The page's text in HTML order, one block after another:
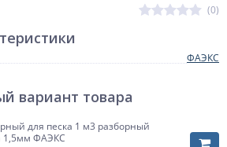
(0)
ФАЭКС
вариант товара
для песка 1 м3 разборный
1,5мм ФАЭКС